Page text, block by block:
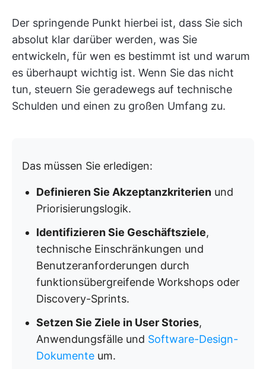
Der springende Punkt hierbei ist, dass Sie sich
absolut klar darüber werden, was Sie
entwickeln, für wen es bestimmt ist und warum
es überhaupt wichtig ist. Wenn Sie das nicht
tun, steuern Sie geradewegs auf technische
Schulden und einen zu großen Umfang zu.
Das müssen Sie erledigen:
Definieren Sie Akzeptanzkriterien und
Priorisierungslogik.
Identifizieren Sie Geschäftsziele,
technische Einschränkungen und
Benutzeranforderungen durch
funktionsübergreifende Workshops oder
Discovery-Sprints.
Setzen Sie Ziele in User Stories,
Anwendungsfälle und Software-Design-
Dokumente um.